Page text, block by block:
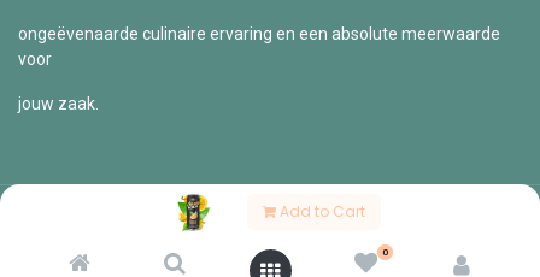
Add to Cart
0
ongeëvenaarde culinaire ervaring en een absolute meerwaarde
voor
jouw zaak.
Copyright © Lingier
Nederlands (BE)